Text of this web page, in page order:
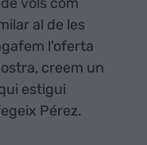
al de les
l'oferta
creem un
estigui
Pérez.